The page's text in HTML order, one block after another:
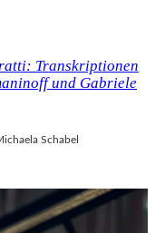
Transkriptionen
und Gabriele
Schabel